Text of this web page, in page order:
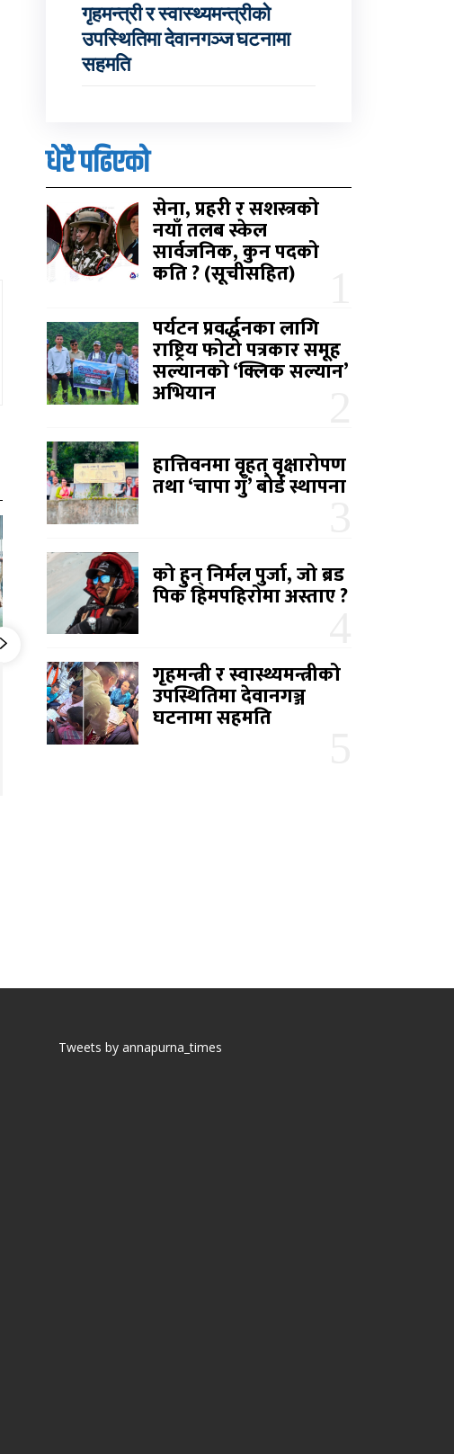
गृहमन्त्री र स्वास्थ्यमन्त्रीको
उपस्थितिमा देवानगञ्ज घटनामा
सहमति
धेरै पढिएको
सेना, प्रहरी र सशस्त्रको
नयाँ तलब स्केल
सार्वजनिक, कुन पदको
कति ? (सूचीसहित)
पर्यटन प्रवर्द्धनका लागि
राष्ट्रिय फोटो पत्रकार समूह
सल्यानको ‘क्लिक सल्यान’
अभियान
हात्तिवनमा वृहत् वृक्षारोपण
तथा ‘चापा गुँ’ बोर्ड स्थापना
को हुन् निर्मल पुर्जा, जो ब्रड
पिक हिमपहिरोमा अस्ताए ?
गृहमन्त्री र स्वास्थ्यमन्त्रीको
उपस्थितिमा देवानगञ्ज
घटनामा सहमति
Tweets by annapurna_times